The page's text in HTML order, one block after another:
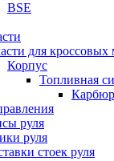
BSE
для кроссовых
Корпус
Топливная
руля
руля
стоек руля